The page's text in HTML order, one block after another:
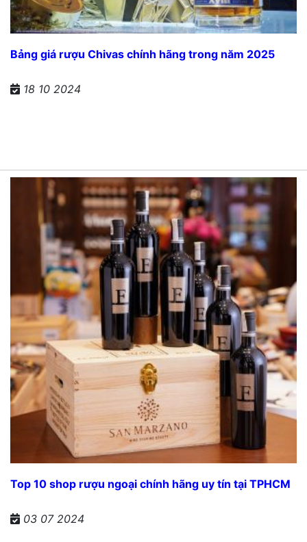
Bảng giá rượu Chivas chính hãng trong năm 2025
18 10 2024
Top 10 shop rượu ngoại chính hãng uy tín tại TPHCM
03 07 2024